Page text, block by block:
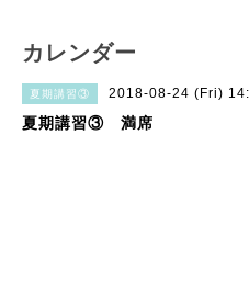
カレンダー
夏期講習③ 2018-08-24 (Fri)
夏期講習③ 満席